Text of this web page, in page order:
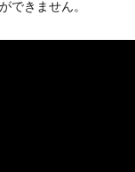
できません。